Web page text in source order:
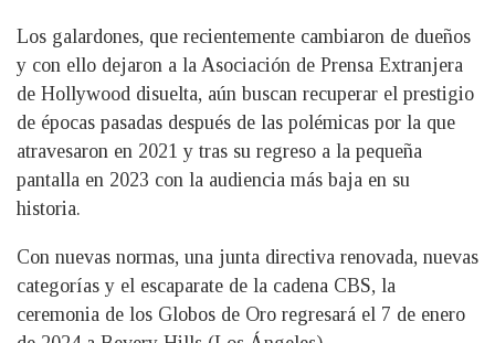
Los galardones, que recientemente cambiaron de dueños
y con ello dejaron a la Asociación de Prensa Extranjera
de Hollywood disuelta, aún buscan recuperar el prestigio
de épocas pasadas después de las polémicas por la que
atravesaron en 2021 y tras su regreso a la pequeña
pantalla en 2023 con la audiencia más baja en su
historia.
Con nuevas normas, una junta directiva renovada, nuevas
categorías y el escaparate de la cadena CBS, la
ceremonia de los Globos de Oro regresará el 7 de enero